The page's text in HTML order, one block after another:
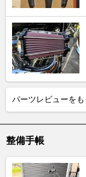
パーツレビューをも
整備手帳